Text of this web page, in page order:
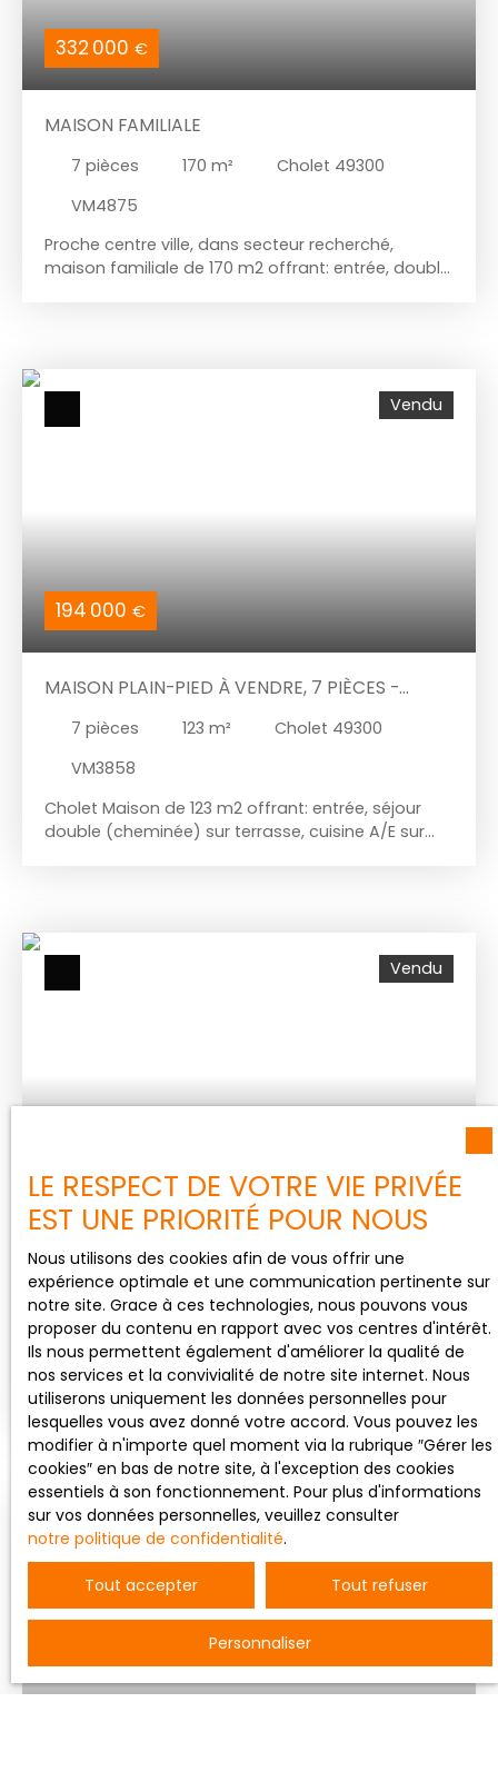
332 000 €
MAISON FAMILIALE
7 pièces 170 m²
Cholet 49300
VM4875
Proche centre ville, dans secteur recherché,
maison familiale de 170 m2 offrant: entrée, double
Frédéric Bouvier Prix 332 000 euros ttc dont 3,75%
à la charge de l'acquéreur. « Agents immobiliers,
194 000 €
Vendu
MAISON PLAIN-PIED À VENDRE, 7 PIÈCES -
7 pièces 123 m²
Cholet 49300
VM3858
Cholet Maison de 123 m2 offrant: entrée, séjour
double (cheminée) sur terrasse, cuisine A/E sur
Honoraires d'agence à la charge de l'acquéreur.
N° mandat 2364. IMMODREAM Cholet Contact
188 000€
Vendu
MAISON MITOYENNE 1 CÔTÉ À VENDRE, 5 PIÈCES
- CHOLET 49300
5 pièces 89m²
CHOLET 49300
VM3818
Au calme dans un square cette maison lumineuse
de 89 m2 vous offre: entrée avec placard, séjour
double sur terrasse(sud), cuisine aménagée et
équipée, à l'étage 3 chambres avec rangements,
salle de bains, 2 wc( haut et bas), garage (1
voiture), sur une parcelle de 302 m2. Proche centre
ville. Mandat N° 2342 IMMODREAM CHOLET Contact
Frédéric Bouvier au 07. 77. 80. 48. 29 Prix 188 000
euros FAI.
LE RESPECT DE VOTRE VIE PRIVÉE
EST UNE PRIORITÉ POUR NOUS
Nous utilisons des cookies afin de vous offrir une
expérience optimale et une communication pertinente sur
notre site. Grace à ces technologies, nous pouvons vous
proposer du contenu en rapport avec vos centres d'intérêt.
Ils nous permettent également d'améliorer la qualité de
nos services et la convivialité de notre site internet. Nous
utiliserons uniquement les données personnelles pour
lesquelles vous avez donné votre accord. Vous pouvez les
modifier à n'importe quel moment via la rubrique ″Gérer les
cookies″ en bas de notre site, à l'exception des cookies
essentiels à son fonctionnement. Pour plus d'informations
sur vos données personnelles, veuillez consulter
notre politique de confidentialité.
Tout accepter Tout refuser
Personnaliser